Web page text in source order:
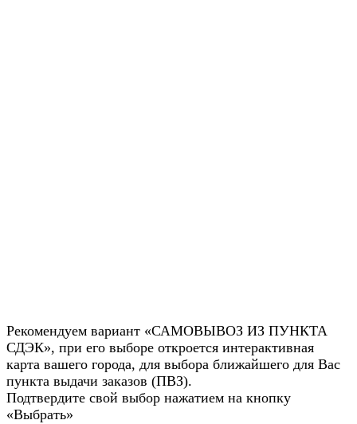
Рекомендуем вариант «САМОВЫВОЗ ИЗ ПУНКТА
СДЭК», при его выборе откроется интерактивная
карта вашего города, для выбора ближайшего для Вас
пункта выдачи заказов (ПВЗ).
Подтвердите свой выбор нажатием на кнопку
«Выбрать»